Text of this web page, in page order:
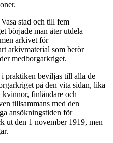
stad och till fem
började man åter utdela
arkivet för
arkivmaterial som berör
medborgarkriget.
praktiken beviljas till alla de
på den vita sidan, lika
finländare och
tillsammans med den
ansökningstiden för
ut den 1 november 1919, men